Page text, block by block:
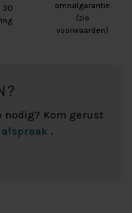
30
omruilgarantie
(zie
voorwaarden)
nodig? Kom gerust
.